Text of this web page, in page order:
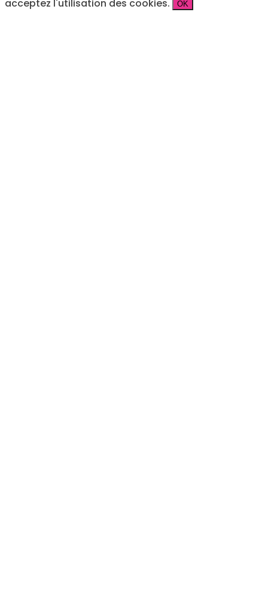
acceptez l'utilisation des cookies.
OK